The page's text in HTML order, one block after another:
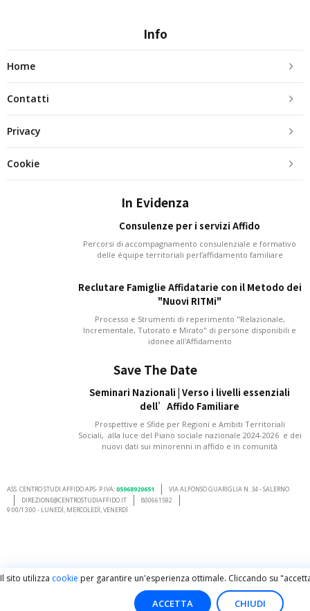
Info
Home
Contatti
Privacy
Cookie
In Evidenza
Consulenze per i servizi Affido
Percorsi di accompagnamento consulenziale e formativo
delle équipe territoriali perl’affidamento familiare
Reclutare Famiglie Affidatarie con il Metodo dei
"Nuovi RITMi"
Processo e Strumenti di reperimento "Relazionale,
Incrementale, Tutorato e Mirato" di persone disponibili e
idonee all'Affidamento
Save The Date
Seminari Nazionali | Verso i livelli essenziali
dell’Affido Familiare
Prospettive e Sfide per Regioni e Ambiti Territoriali
Sociali, alla luce del Piano sociale nazionale 2024-2026 e dei
nuovi dati sui minorenni in affido e in comunità
ASS. CENTRO STUDI AFFIDO APS- P.IVA:05968920651
VIA ALFONSO GUARIGLIA N. 34 - SALERNO
DIREZIONE@CENTROSTUDIAFFIDO.IT
800661592
9:00/13:00 - LUNEDÌ, MERCOLEDÌ, VENERDÌ
Il sito utilizza cookie per garantire un'esperienza ottimale. Cliccando su
ACCETTA CHIUDI